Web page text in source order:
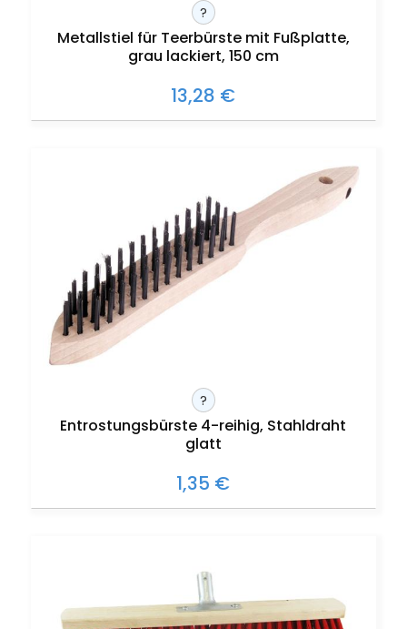
?
Metallstiel für Teerbürste mit Fußplatte,
grau lackiert, 150 cm
13,28 €
?
Entrostungsbürste 4-reihig, Stahldraht
glatt
1,35 €